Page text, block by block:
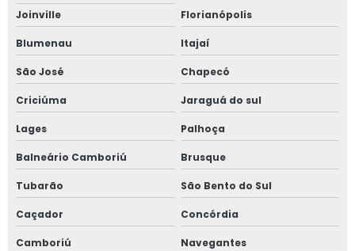
Joinville
Florianópolis
Blumenau Itajaí
São José Chapecó
Criciúma Jaraguá do sul
Lages Palhoça
Balneário Camboriú Brusque
Tubarão São Bento do Sul
Caçador Concórdia
Camboriú Navegantes